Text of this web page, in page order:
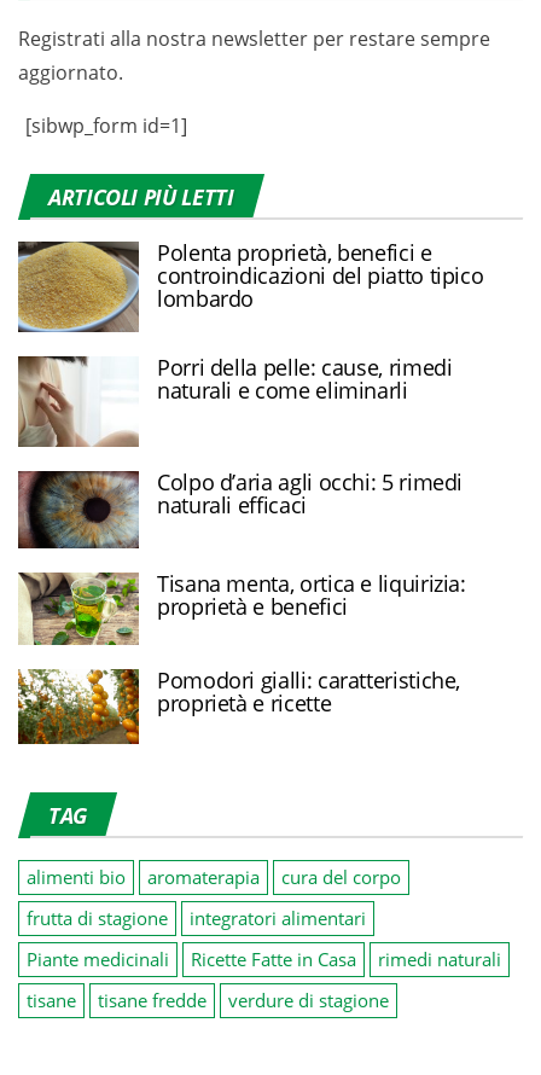
Registrati alla nostra newsletter per restare sempre
aggiornato.
[sibwp_form id=1]
ARTICOLI PIÙ LETTI
Polenta proprietà, benefici e
controindicazioni del piatto tipico
lombardo
Porri della pelle: cause, rimedi
naturali e come eliminarli
Colpo d’aria agli occhi: 5 rimedi
naturali efficaci
Tisana menta, ortica e liquirizia:
proprietà e benefici
Pomodori gialli: caratteristiche,
proprietà e ricette
TAG
alimenti bio aromaterapia
cura del corpo
frutta di stagione
integratori alimentari
Piante medicinali
Ricette Fatte in Casa
rimedi naturali
tisane
tisane fredde verdure di stagione